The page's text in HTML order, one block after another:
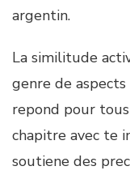
argentin.
La similitude
genre de
repond pour
chapitre avec te
soutiene des